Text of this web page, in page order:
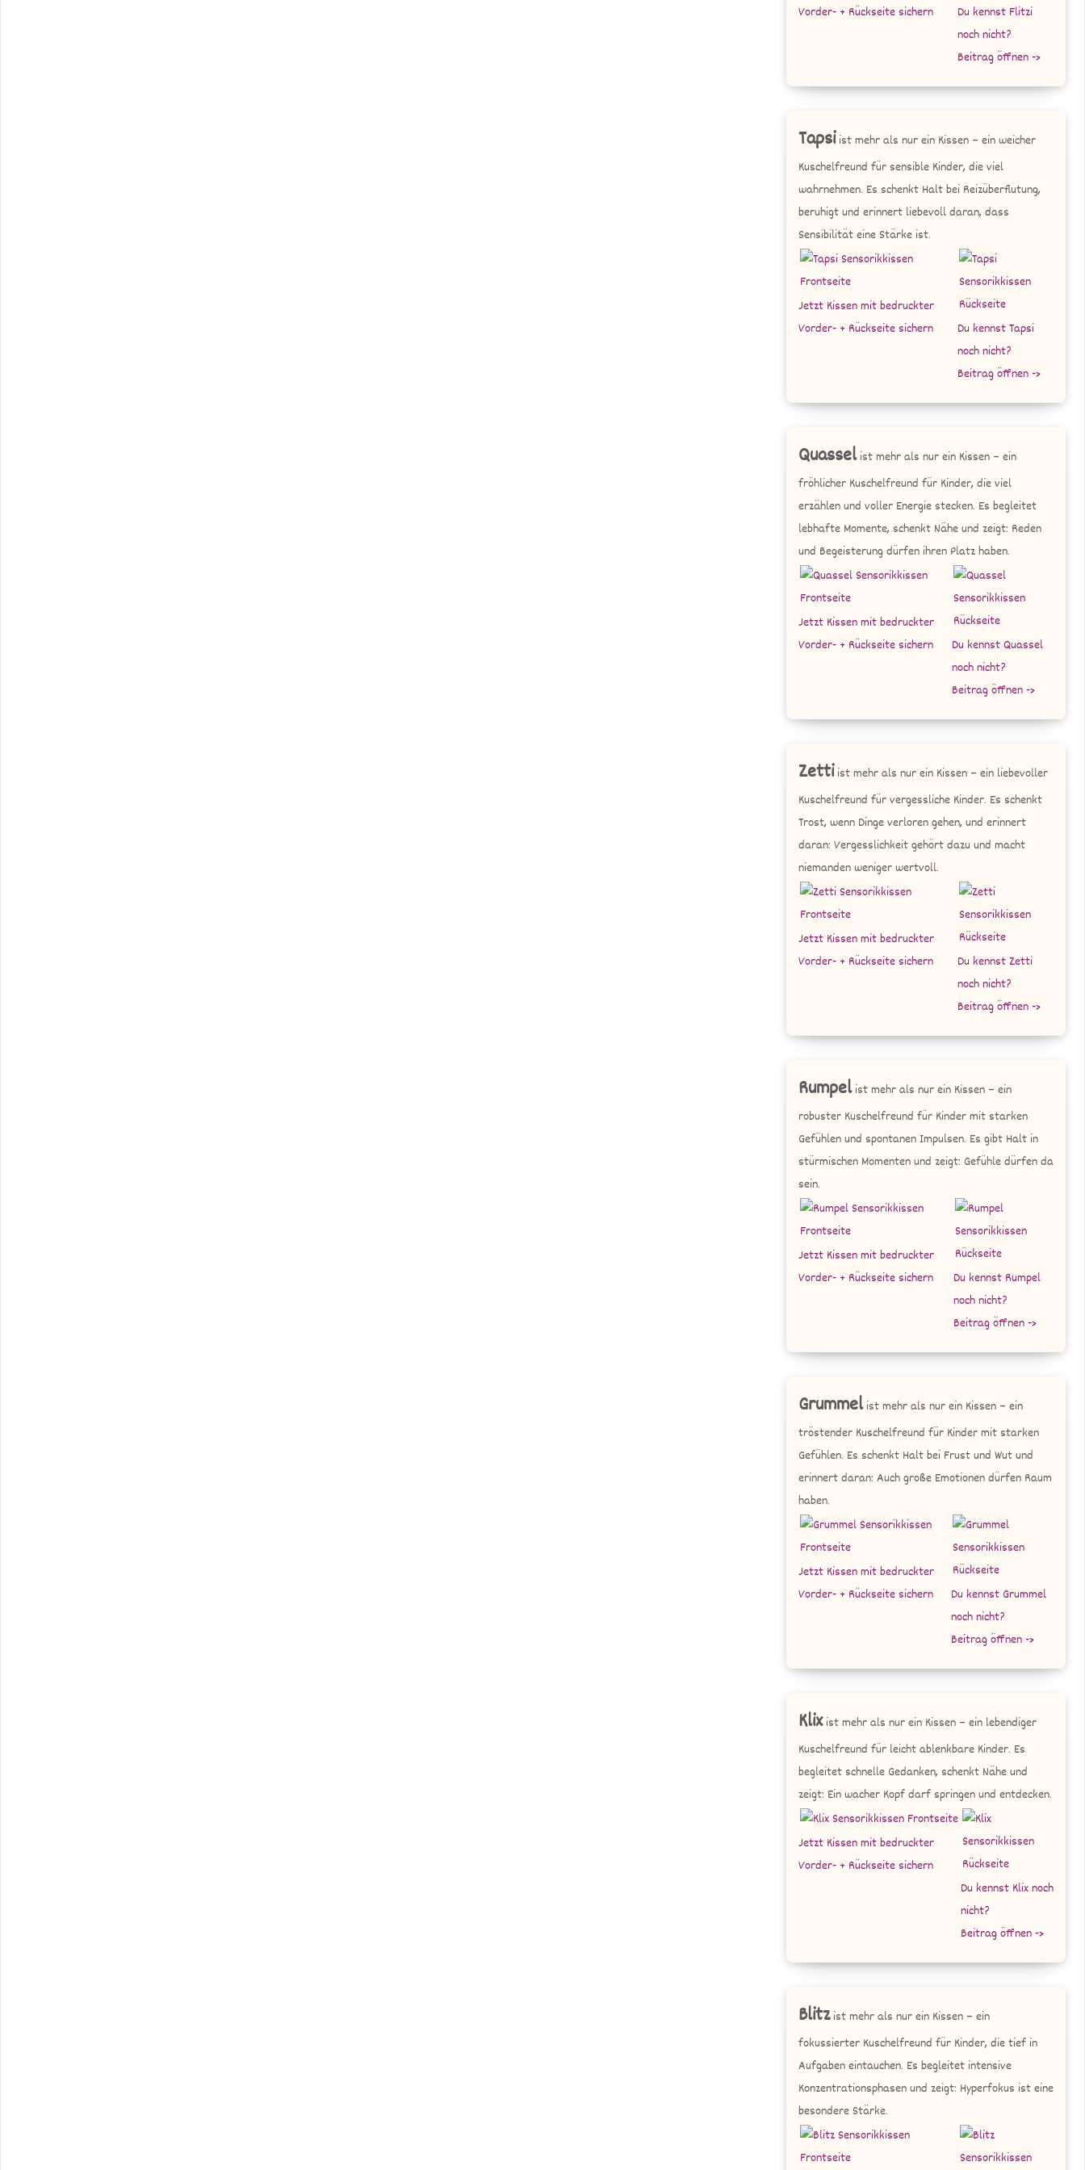
Vorder- + Rückseite sichern
Du kennst Flitzi
noch nicht?
Beitrag öffnen ->
Tapsiist mehr als nur ein Kissen – ein weicher
Kuschelfreund für sensible Kinder, die viel
wahrnehmen. Es schenkt Halt bei Reizüberflutung,
beruhigt und erinnert liebevoll daran, dass
Sensibilität eine Stärke ist.
Jetzt Kissen mit bedruckter
Vorder- + Rückseite sichern
Du kennst Tapsi
noch nicht?
Beitrag öffnen ->
Quasselist mehr als nur ein Kissen – ein
fröhlicher Kuschelfreund für Kinder, die viel
erzählen und voller Energie stecken. Es begleitet
lebhafte Momente, schenkt Nähe und zeigt: Reden
und Begeisterung dürfen ihren Platz haben.
Jetzt Kissen mit bedruckter
Vorder- + Rückseite sichern
Du kennst Quassel
noch nicht?
Beitrag öffnen ->
Zettiist mehr als nur ein Kissen – ein liebevoller
Kuschelfreund für vergessliche Kinder. Es schenkt
Trost, wenn Dinge verloren gehen, und erinnert
daran: Vergesslichkeit gehört dazu und macht
niemanden weniger wertvoll.
Jetzt Kissen mit bedruckter
Vorder- + Rückseite sichern
Du kennst Zetti
noch nicht?
Beitrag öffnen ->
Rumpelist mehr als nur ein Kissen – ein
robuster Kuschelfreund für Kinder mit starken
Gefühlen und spontanen Impulsen. Es gibt Halt in
stürmischen Momenten und zeigt: Gefühle dürfen da
sein.
Jetzt Kissen mit bedruckter
Vorder- + Rückseite sichern
Du kennst Rumpel
noch nicht?
Beitrag öffnen ->
Grummelist mehr als nur ein Kissen – ein
tröstender Kuschelfreund für Kinder mit starken
Gefühlen. Es schenkt Halt bei Frust und Wut und
erinnert daran: Auch große Emotionen dürfen Raum
haben.
Jetzt Kissen mit bedruckter
Vorder- + Rückseite sichern
Du kennst Grummel
noch nicht?
Beitrag öffnen ->
Klixist mehr als nur ein Kissen – ein lebendiger
Kuschelfreund für leicht ablenkbare Kinder. Es
begleitet schnelle Gedanken, schenkt Nähe und
zeigt: Ein wacher Kopf darf springen und entdecken.
Jetzt Kissen mit bedruckter
Vorder- + Rückseite sichern
Du kennst Klix noch
nicht?
Beitrag öffnen ->
Blitzist mehr als nur ein Kissen – ein
fokussierter Kuschelfreund für Kinder, die tief in
Aufgaben eintauchen. Es begleitet intensive
Konzentrationsphasen und zeigt: Hyperfokus ist eine
besondere Stärke.